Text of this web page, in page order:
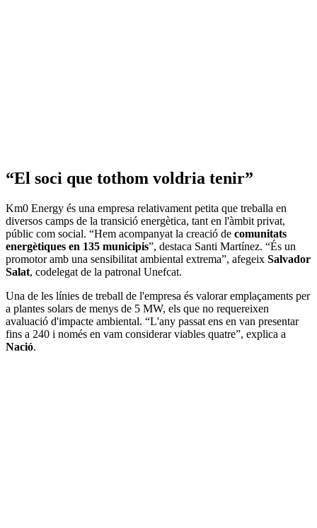
“El soci que tothom voldria tenir”
Km0 Energy és una empresa relativament petita que treballa en
diversos camps de la transició energètica, tant en l'àmbit privat,
públic com social. “Hem acompanyat la creació de comunitats
energètiques en 135 municipis”, destaca Santi Martínez. “És un
promotor amb una sensibilitat ambiental extrema”, afegeix Salvador
Salat, codelegat de la patronal Unefcat.
Una de les línies de treball de l'empresa és valorar emplaçaments per
a plantes solars de menys de 5 MW, els que no requereixen
avaluació d'impacte ambiental. “L'any passat ens en van presentar
fins a 240 i només en vam considerar viables quatre”, explica a
Nació.